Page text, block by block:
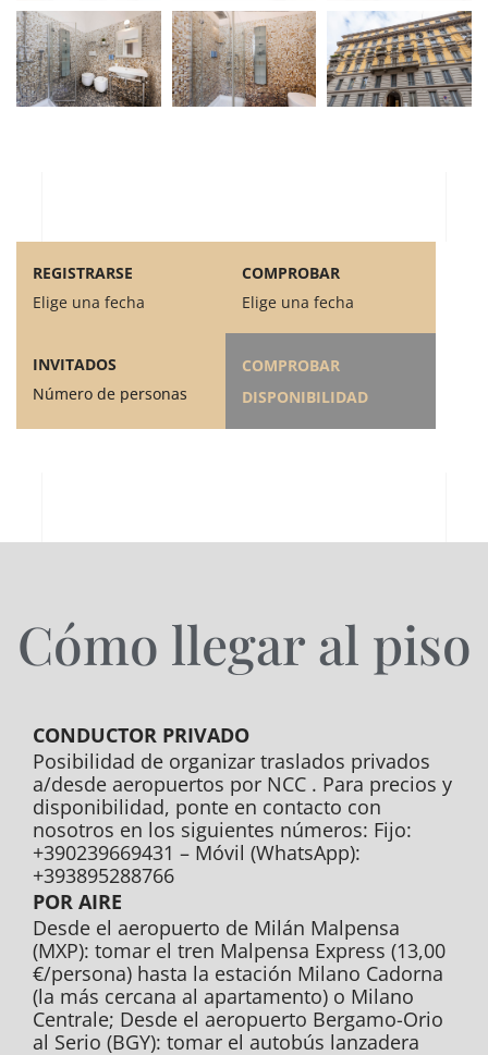
REGISTRARSE
Elige una fecha
COMPROBAR
Elige una fecha
INVITADOS
Número de personas
COMPROBAR
DISPONIBILIDAD
Cómo llegar al piso
CONDUCTOR PRIVADO
Posibilidad de organizar traslados privados
a/desde aeropuertos por NCC . Para precios y
disponibilidad, ponte en contacto con
nosotros en los siguientes números: Fijo:
+390239669431 – Móvil (WhatsApp):
+393895288766
POR AIRE
Desde el aeropuerto de Milán Malpensa
(MXP): tomar el tren Malpensa Express (13,00
€/persona) hasta la estación Milano Cadorna
(la más cercana al apartamento) o Milano
Centrale; Desde el aeropuerto Bergamo-Orio
al Serio (BGY): tomar el autobús lanzadera